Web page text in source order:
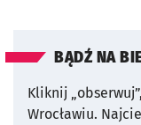
BĄDŹ NA
Kliknij
Wrocławiu.